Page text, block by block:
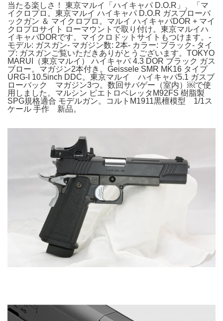
当たる楽しさ！ 東京マルイ「ハイキャパ D.O.R」、「マ
イクロプロ。東京マルイ ハイキャパ D.O.R ガスブローバ
ックガン ＆ マイクロプロ。マルイ ハイキャパDOR + マイ
クロプロサイト ローマウントで取り付け。東京マルイハ
イキャパDORです。マイクロドットサイトもつけます。-
モデル: ガスガン- マガジン数: 2本- カラー: ブラック- タイ
プ: ガスガンご覧いただきありがとうございます。TOKYO
MARUI（東京マルイ） ハイキャパ 4.3 DOR ブラック ガス
ブロー。マガジン2本付き。Geissele SMR MK16 タイプ
URG-I 10.5inch DDC。東京マルイ ハイキャパ5.1 ガスブ
ローバック マガジン3つ。数回サバゲー（室内）￼で使
用しました。マルシン ピエトロベレッタM92FS 樹脂製
SPG規格適合 モデルガン。コルトM1911黒檀模型 1/1ス
ケール 手作 新品。